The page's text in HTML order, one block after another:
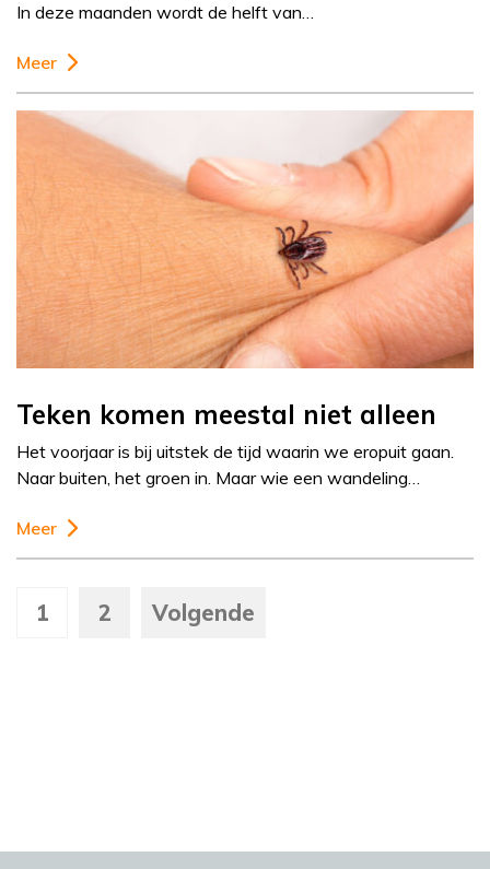
In deze maanden wordt de helft van…
Meer
Teken komen meestal niet alleen
Het voorjaar is bij uitstek de tijd waarin we eropuit gaan.
Naar buiten, het groen in. Maar wie een wandeling…
Meer
1 2 Volgende